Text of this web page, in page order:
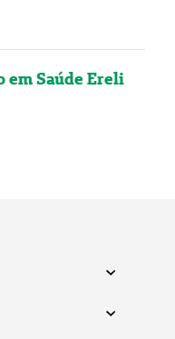
em Saúde Ereli